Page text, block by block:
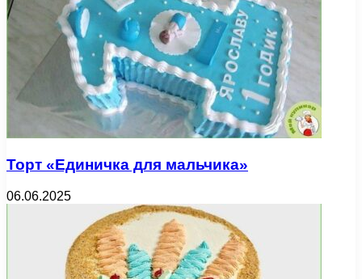
Торт «Единичка для мальчика»
06.06.2025